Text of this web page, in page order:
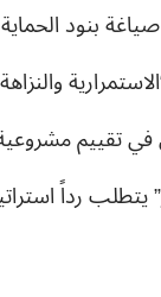
بنود
تقييم
رداً